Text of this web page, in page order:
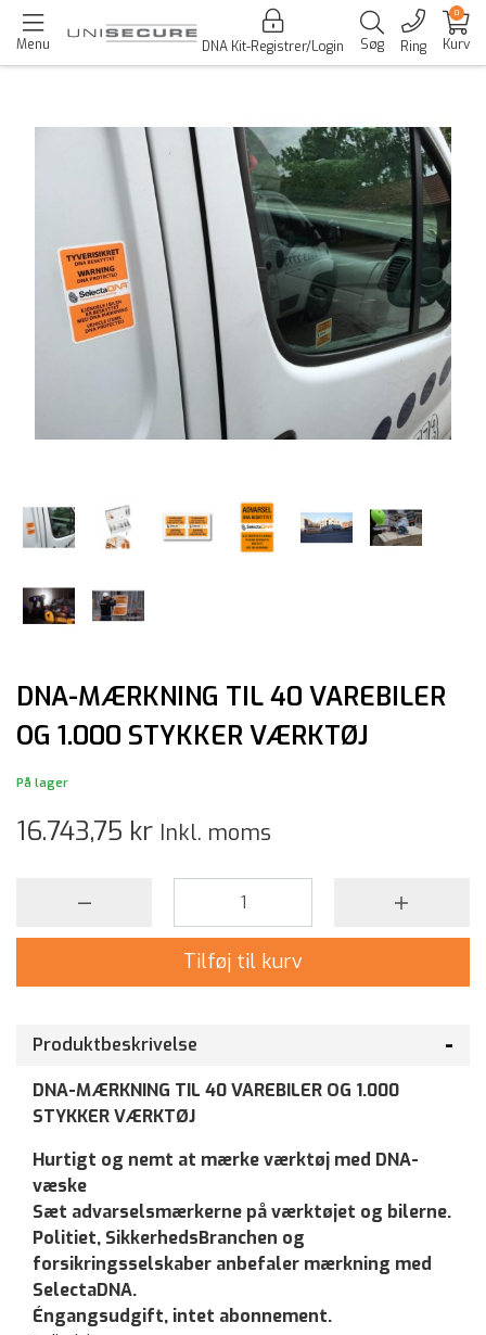
Menu DNA Kit-Registrer/Login Søg Ring Kurv
0
DNA-MÆRKNING TIL 40 VAREBILER
OG 1.000 STYKKER VÆRKTØJ
På lager
16.743,75 kr Inkl. moms
Tilføj til kurv
Produktbeskrivelse
DNA-MÆRKNING TIL 40 VAREBILER OG 1.000
STYKKER VÆRKTØJ
Hurtigt og nemt at mærke værktøj med DNA-
væske
Sæt advarselsmærkerne på værktøjet og bilerne.
Politiet, SikkerhedsBranchen og
forsikringsselskaber anbefaler mærkning med
SelectaDNA.
Éngangsudgift, intet abonnement.